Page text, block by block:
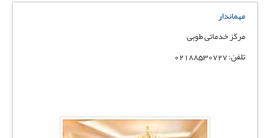
مهماندار
مرکز خدماتی طوبی
تلفن: 02188530727